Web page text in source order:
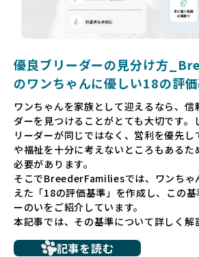
を求めることで、ワンちゃんを家族のよ
ーダーが増え、営利優先の「悪徳ブリー
される社会を目指しています。目の前
ゃんに優しい世界を築いていきたいと考
長するための環境が十分に整っていない
での間に過密な環境や長距離移動のスト
少なくありません。このような環境は
の問題につながりやすく、ワンちゃんに
は言えません。
こうした背景から、BreederFamiliesは
さない直接販売を採用するとともに、
ペットショップを利用するブリーダーの
ん。
ペットショップを避けた方がいい理由の
優良ブリーダーの見分け方
のワンちゃんに優しい18の評
ワンちゃんを家族として迎えるなら、信
ダーを見つけることがとても大切です。
リーダーが同じではなく、営利を優先
や福祉を十分に考えないところもあるた
必要があります。
そこでBreederFamiliesでは、ワンちゃ
えた「18の評価基準」を作成し、この
ーのいをご紹介しています。
本記事では、その基準について詳しく解
記事を読む